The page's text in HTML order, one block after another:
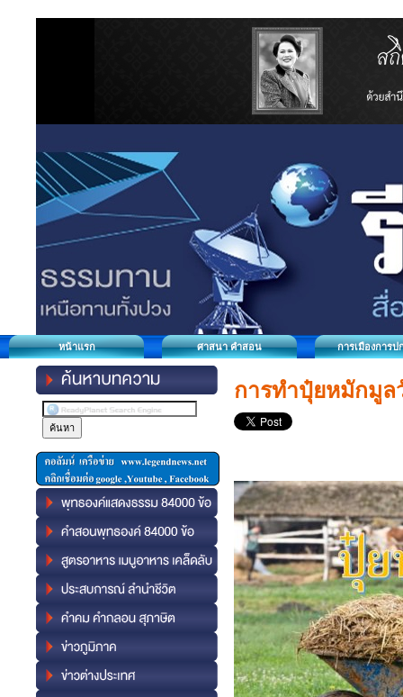
หน้าแรก ศาสนา คำสอน การเมืองการป
การทำปุ๋ยหมักมู